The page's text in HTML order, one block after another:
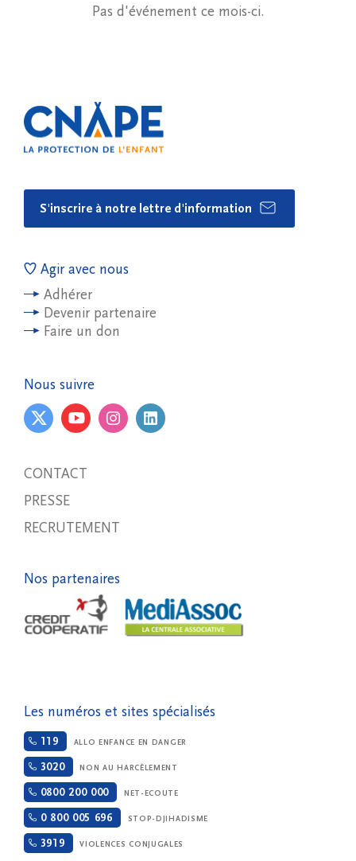
Pas d'événement ce mois-ci.
S'inscrire à notre lettre d'information
Agir avec nous
Adhérer
Devenir partenaire
Faire un don
Nous suivre
CONTACT
PRESSE
RECRUTEMENT
Nos partenaires
Les numéros et sites spécialisés
119 ALLO ENFANCE EN DANGER
3020 NON AU HARCÈLEMENT
0800 200 000 NET-ECOUTE
0 800 005 696 STOP-DJIHADISME
3919 VIOLENCES CONJUGALES